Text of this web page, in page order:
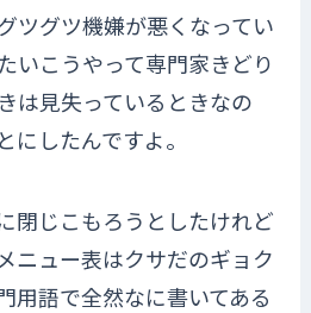
ツグツ機嫌が悪くなってい
いこうやって専門家きどり
は見失っているときなの
にしたんですよ。
閉じこもろうとしたけれど
ニュー表はクサだのギョク
用語で全然なに書いてある